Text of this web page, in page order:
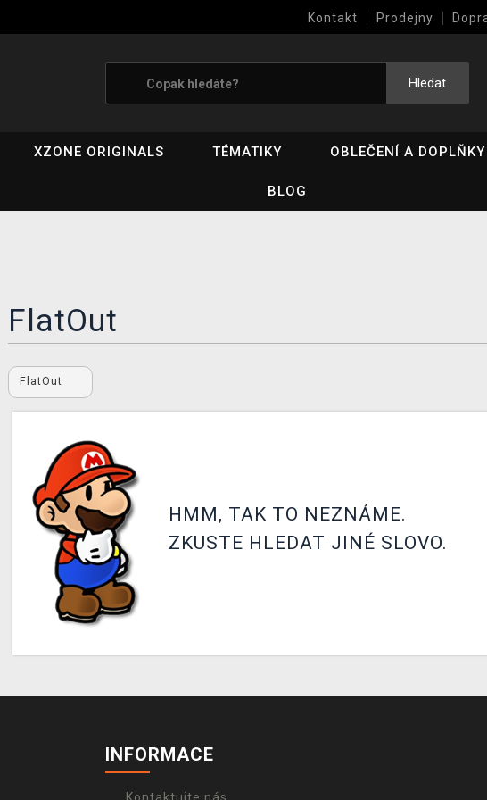
Kontakt Prodejny
Hledat
XZONE ORIGINALS TÉMATIKY OBLEČENÍ A DOPLŇKY
BLOG
FlatOut
FlatOut
HMM, TAK TO NEZNÁME.
ZKUSTE HLEDAT JINÉ SLOVO.
INFORMACE